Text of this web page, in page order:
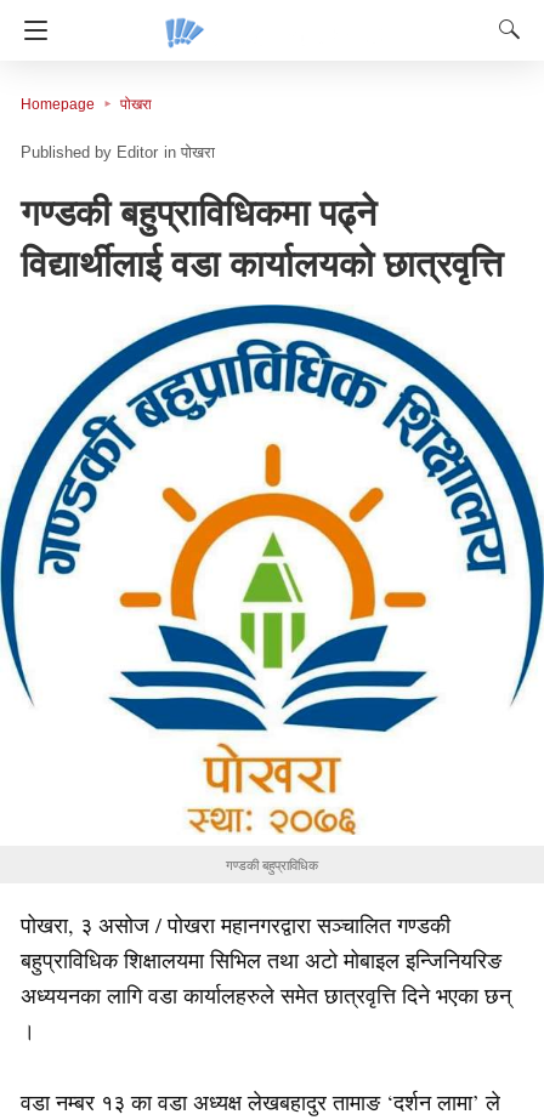
Homepage पोखरा
Editor in पोखरा
गण्डकी बहुप्राविधिकमा पढ्ने
विद्यार्थीलाई वडा कार्यालयको छात्रवृत्ति
गण्डकी बहुप्राविधिक
पोखरा, ३ असोज / पोखरा महानगरद्वारा सञ्चालित गण्डकी
बहुप्राविधिक शिक्षालयमा सिभिल तथा अटो मोबाइल इन्जिनियरिङ
अध्ययनका लागि वडा कार्यालहरुले समेत छात्रवृत्ति दिने भएका छन्
।
वडा नम्बर १३ का वडा अध्यक्ष लेखबहादुर तामाङ ‘दर्शन लामा’ ले